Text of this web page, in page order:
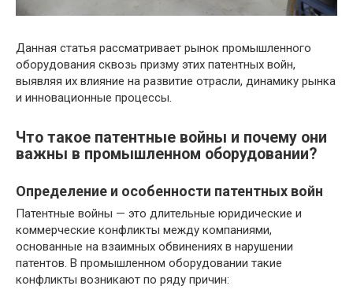
Данная статья рассматривает рынок промышленного
оборудования сквозь призму этих патентных войн,
выявляя их влияние на развитие отрасли, динамику рынка
и инновационные процессы.
Что такое патентные войны и почему они
важны в промышленном оборудовании?
Определение и особенности патентных войн
Патентные войны — это длительные юридические и
коммерческие конфликты между компаниями,
основанные на взаимных обвинениях в нарушении
патентов. В промышленном оборудовании такие
конфликты возникают по ряду причин: